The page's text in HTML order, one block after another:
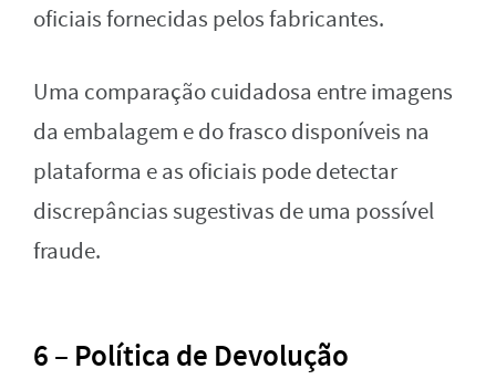
oficiais fornecidas pelos fabricantes.
Uma comparação cuidadosa entre imagens
da embalagem e do frasco disponíveis na
plataforma e as oficiais pode detectar
discrepâncias sugestivas de uma possível
fraude.
6 – Política de Devolução